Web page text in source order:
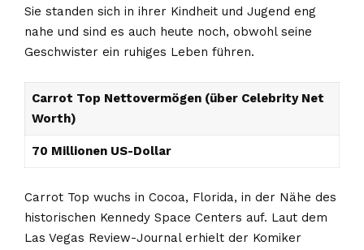
Sie standen sich in ihrer Kindheit und Jugend eng
nahe und sind es auch heute noch, obwohl seine
Geschwister ein ruhiges Leben führen.
Carrot Top Nettovermögen (über Celebrity Net
Worth)
70 Millionen US-Dollar
Carrot Top wuchs in Cocoa, Florida, in der Nähe des
historischen Kennedy Space Centers auf. Laut dem
Las Vegas Review-Journal erhielt der Komiker